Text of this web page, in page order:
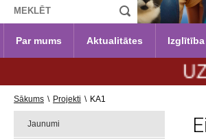
Par mums Aktualitātes Izglītība
Sākums \ Projekti \ KA1
Jaunumi